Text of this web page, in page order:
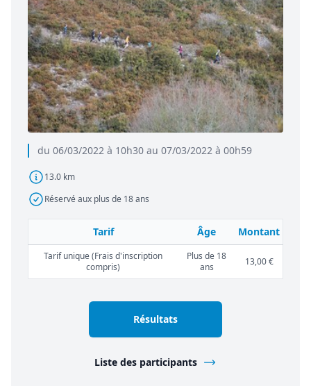
du 06/03/2022 à 10h30 au 07/03/2022 à 00h59
13.0 km
Réservé aux plus de 18 ans
Tarif Âge Montant
Tarif unique (Frais d'inscription
compris)
Plus de 18
ans
13,00 €
Résultats
Liste des participants